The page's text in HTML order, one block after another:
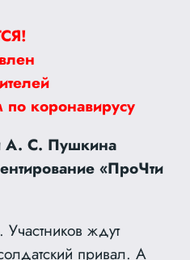
по коронавирусу
А. С. Пушкина
«ПроЧти
ждут
привал. А